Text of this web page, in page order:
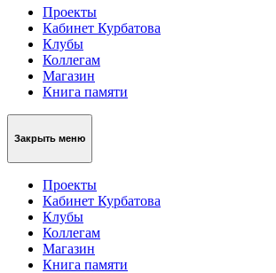
Проекты
Кабинет Курбатова
Клубы
Коллегам
Магазин
Книга памяти
Закрыть меню
Проекты
Кабинет Курбатова
Клубы
Коллегам
Магазин
Книга памяти